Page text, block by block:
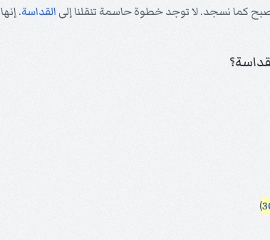
كما نسجد. لا توجد خطوة حاسمة تنقلنا إلى القداسة.
)